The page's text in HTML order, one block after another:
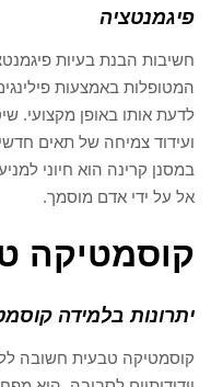
פיגמנטציה
חשיבות הבנת בעיות
המטופלות באמצעות
לדעת אותו באופן מקצועי.
ועידוד צמיחה של תאים
במסנן קרינה הוא חיוני
אל על ידי אדם מוסמך.
קוסמטיקה
יתרונות בלמידה
קוסמטיקה טבעית חשובה